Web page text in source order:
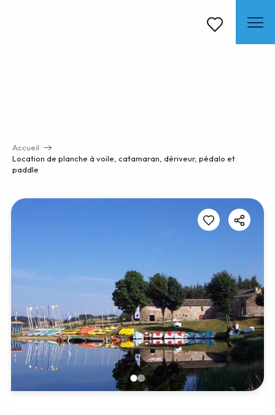
Voir les favoris
Accueil
Location de planche à voile, catamaran, dériveur, pédalo et
paddle